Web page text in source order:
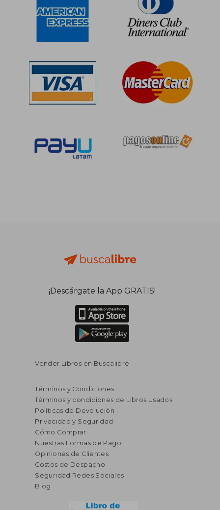
55% S/ 167,62 55%
dcto.
¡Descárgate la App GRATIS!
Vender Libros en Buscalibre
Términos y Condiciones
Términos y condiciones de Libros Usados
Políticas de Devolución
Privacidad y Seguridad
Cómo Comprar
Nuestras Formas de Pago
Opiniones de Clientes
Costos de Despacho
Seguridad Redes Sociales
Blog